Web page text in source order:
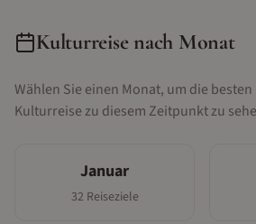
Kulturreisenach Monat
Wählen Sie einen Monat, um die
Kulturreisezu diesem Zeitpunkt zu
Januar
32 Reiseziele